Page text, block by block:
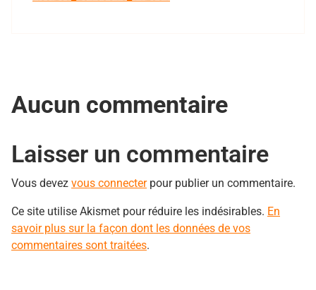
Aucun commentaire
Laisser un commentaire
Vous devez vous connecterpour publier un commentaire.
Ce site utilise Akismet pour réduire les indésirables. En
savoir plus sur la façon dont les données de vos
commentaires sont traitées.